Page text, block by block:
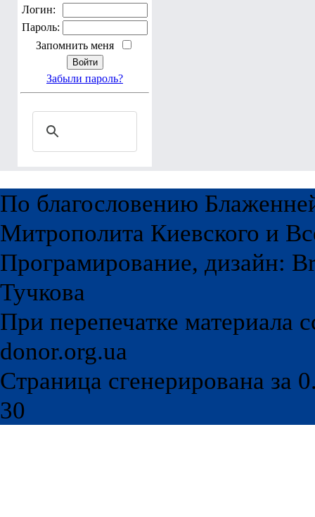
Логин:
Пароль:
Запомнить меня
Забыли пароль?
По благословению
Митрополита Киевского и
Програмирование, дизайн:
Тучкова
При перепечатке материала
donor.org.ua
Страница сгенерирована за
30